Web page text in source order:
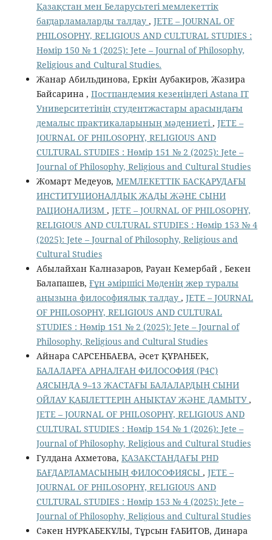
Қазақстан мен Беларусьтегі мемлекеттік
бағдарламаларды талдау , JETE – JОURNAL OF
PHILOSOPHY, RELIGIOUS AND CULTURAL STUDIES :
Нөмір 150 № 1 (2025): Jete – Jоurnal of Philosophy,
Religious аnd Cultural Studies.
Жанар Абильдинова, Еркін Аубакиров, Жазира
Байсарина , Постпандемия кезеңіндегі Astana IT
Университетінің студентжастары арасындағы
демалыс практикаларының мәдениеті, JETE –
JОURNAL OF PHILOSOPHY, RELIGIOUS AND
CULTURAL STUDIES : Нөмір 151 № 2 (2025): Jete –
Jоurnal of Philosophy, Religious аnd Cultural Studies
Жомарт Медеуов, МЕМЛЕКЕТТІК БАСҚАРУДАҒЫ
ИНСТИТУЦИОНАЛДЫҚ ЖАДЫ ЖӘНЕ СЫНИ
РАЦИОНАЛИЗМ , JETE – JОURNAL OF PHILOSOPHY,
RELIGIOUS AND CULTURAL STUDIES : Нөмір 153 № 4
(2025): Jete – Jоurnal of Philosophy, Religious аnd
Cultural Studies
Абылайхан Калназаров, Рауан Кемербай , Бекен
Балапашев, Ғұн әміршісі Мөденің жер туралы
аңызына философиялық талдау , JETE – JОURNAL
OF PHILOSOPHY, RELIGIOUS AND CULTURAL
STUDIES : Нөмір 151 № 2 (2025): Jete – Jоurnal of
Philosophy, Religious аnd Cultural Studies
Айнара САРСЕНБАЕВА, Әсет ҚҰРАНБЕК,
БАЛАЛАРҒА АРНАЛҒАН ФИЛОСОФИЯ (P4C)
АЯСЫНДА 9–13 ЖАСТАҒЫ БАЛАЛАРДЫҢ СЫНИ
ОЙЛАУ ҚАБІЛЕТТЕРІН АНЫҚТАУ ЖӘНЕ ДАМЫТУ,
JETE – JОURNAL OF PHILOSOPHY, RELIGIOUS AND
CULTURAL STUDIES : Нөмір 154 № 1 (2026): Jete –
Jоurnal of Philosophy, Religious аnd Cultural Studies
Гулдана Ахметова, ҚАЗАҚСТАНДАҒЫ PHD
БАҒДАРЛАМАСЫНЫҢ ФИЛОСОФИЯСЫ , JETE –
JОURNAL OF PHILOSOPHY, RELIGIOUS AND
CULTURAL STUDIES : Нөмір 153 № 4 (2025): Jete –
Jоurnal of Philosophy, Religious аnd Cultural Studies
Сәкен НУРКАБЕКҰЛЫ, Тұрсын ҒАБИТОВ, Динара